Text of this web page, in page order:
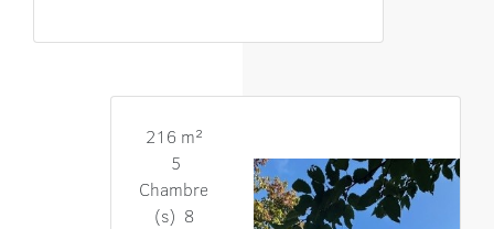
216 m²
5
Chambre
(s) 8